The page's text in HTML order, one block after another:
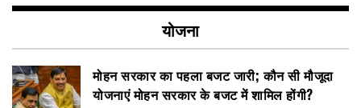
योजना
मोहन सरकार का पहला बजट जारी; कौन सी मौजूदा
योजनाएं मोहन सरकार के बजट में शामिल होंगी?